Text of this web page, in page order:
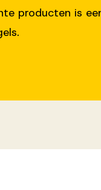
producten is